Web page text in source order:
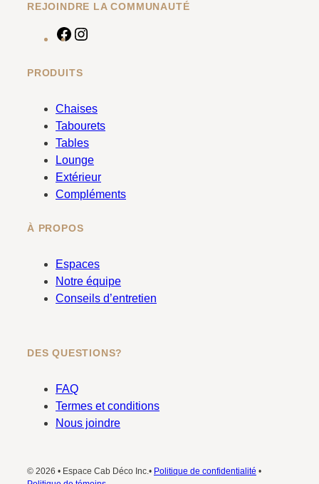
REJOINDRE LA COMMUNAUTÉ
F
c
b
o
PRODUITS
Chaises
Tabourets
Tables
Lounge
Extérieur
Compléments
À PROPOS
Espaces
Notre équipe
Conseils d’entretien
DES QUESTIONS?
FAQ
Termes et conditions
Nous joindre
© 2026 • Espace Cab Déco Inc.• Politique de confidentialité •